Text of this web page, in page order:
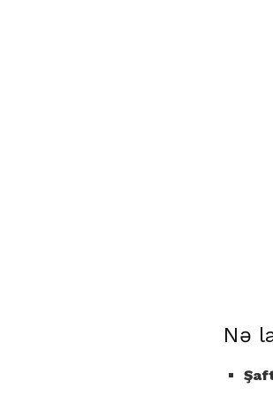
Nə